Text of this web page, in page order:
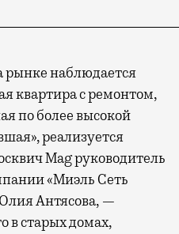
рынке наблюдается
квартира с ремонтом,
по более высокой
реализуется
Mag руководитель
«Миэль Сеть
Антясова, —
в старых домах,